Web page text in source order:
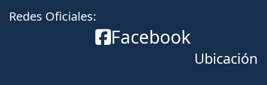
Redes Oficiales:
Facebook
Ubicación